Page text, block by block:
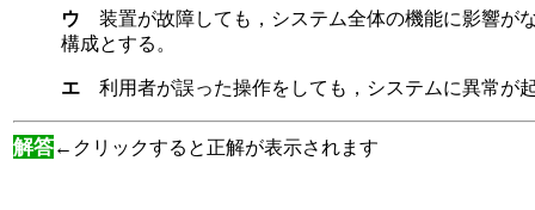
ウ 装置が故障しても，システム全体の機能に影響が
構成とする。
エ 利用者が誤った操作をしても，システムに異常が
解答←クリックすると正解が表示されます